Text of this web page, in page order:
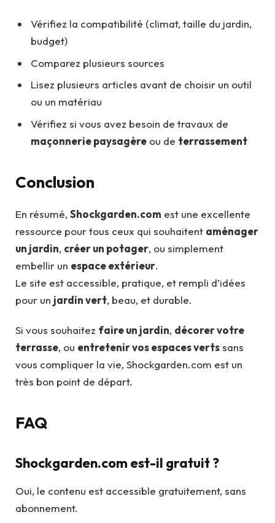
Vérifiez la compatibilité (climat, taille du jardin,
budget)
Comparez plusieurs sources
Lisez plusieurs articles avant de choisir un outil
ou un matériau
Vérifiez si vous avez besoin de travaux de
maçonnerie paysagère ou de terrassement
Conclusion
En résumé, Shockgarden.com est une excellente
ressource pour tous ceux qui souhaitent aménager
un jardin, créer un potager, ou simplement
embellir un espace extérieur.
Le site est accessible, pratique, et rempli d’idées
pour un jardin vert, beau, et durable.
Si vous souhaitez faire un jardin, décorer votre
terrasse, ou entretenir vos espaces vertssans
vous compliquer la vie, Shockgarden.com est un
très bon point de départ.
FAQ
Shockgarden.com est-il gratuit ?
Oui, le contenu est accessible gratuitement, sans
abonnement.